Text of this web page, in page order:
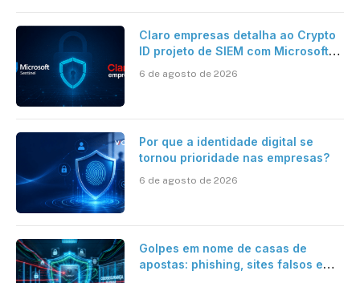
Claro empresas detalha ao Crypto
ID projeto de SIEM com Microsoft
automatizada
6 de agosto de 2026
Por que a identidade digital se
tornou prioridade nas empresas?
6 de agosto de 2026
Golpes em nome de casas de
apostas: phishing, sites falsos e